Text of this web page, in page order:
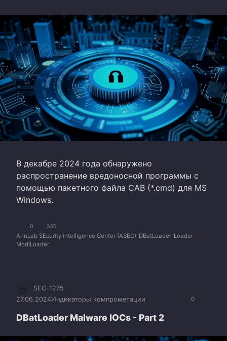
В декабре 2024 года обнаружено
распространение вредоносной программы с
помощью пакетного файла CAB (*.cmd) для MS
Windows.
0 360
AhnLab SEcurity intelligence Center (ASEC) DBatLoader Loader
ModiLoader
0
SEC-1275
27.06.2024Индикаторы компрометации
DBatLoader Malware IOCs - Part 2